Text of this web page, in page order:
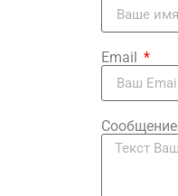
Email
Сообщение